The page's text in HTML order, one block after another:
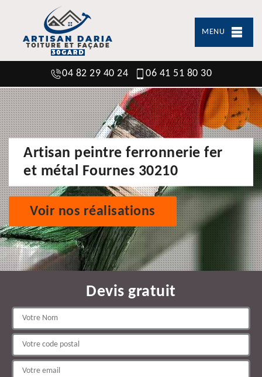
MENU
04 82 29 40 24 06 41 51 80 30
Artisan peintre ferronnerie fer
et métal Fournes 30210
Voir nos réalisations
Devis gratuit